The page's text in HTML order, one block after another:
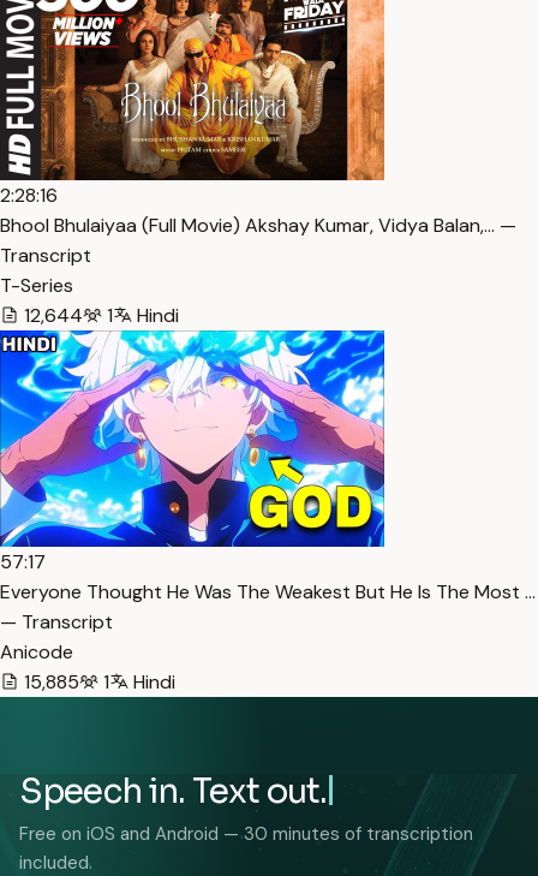
2:28:16
Bhool Bhulaiyaa (Full Movie) Akshay Kumar, Vidya Balan,… —
Transcript
T-Series
12,644
1 Hindi
57:17
Everyone Thought He Was The Weakest But He Is The Most …
— Transcript
Anicode
15,885
1 Hindi
Speech in. Text out.
Free on iOS and Android — 30 minutes of transcription
included.